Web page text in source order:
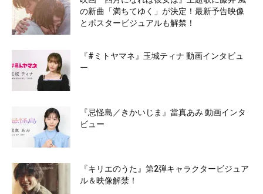
の新曲「満ちてゆく」が決定！最新予告映像
とポスタービジュアルも解禁！
『#ミトヤマネ』玉城ティナ 動画インタビュ
ー
『忌怪島／きかいじま』當真あみ 動画インタ
ビュー
『キリエのうた』第2弾キャラクタービジュア
ル＆映像解禁！